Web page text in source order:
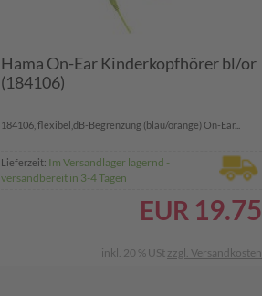
Hama On-Ear Kinderkopfhörer bl/or
(184106)
184106, flexibel,dB-Begrenzung (blau/orange) On-Ear...
Lieferzeit: Im Versandlager lagernd -
versandbereit in 3-4 Tagen
EUR 19.75
inkl. 20 % USt zzgl. Versandkosten